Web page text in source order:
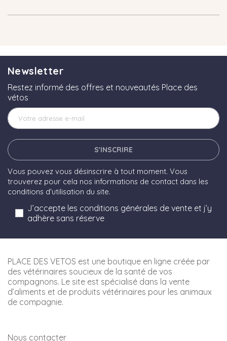
Newsletter
Restez informé des offres et nouveautés Place des
vétos
S'INSCRIRE
Vous pouvez vous désinscrire à tout moment. Vous
trouverez pour cela nos informations de contact dans les
conditions d'utilisation du site.
J’accepte les conditions générales de vente et j’y
adhère sans réserve
PLACE DES VETOS est une boutique en ligne créée par
des vétérinaires soucieux de la santé de vos
compagnons. Le site est spécialisé dans la vente
d’aliments et de produits vétérinaires pour les animaux
de compagnie.
Nous contacter